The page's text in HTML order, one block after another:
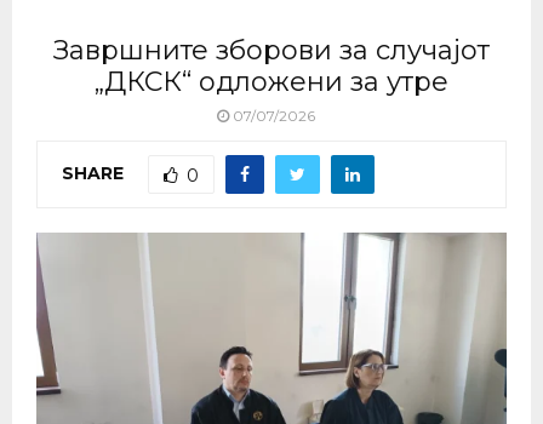
Завршните зборови за случајот
„ДКСК“ одложени за утре
07/07/2026
SHARE 0